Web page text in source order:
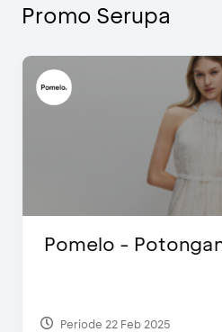
Promo Serupa
Pomelo -
Periode 22 Feb 2025